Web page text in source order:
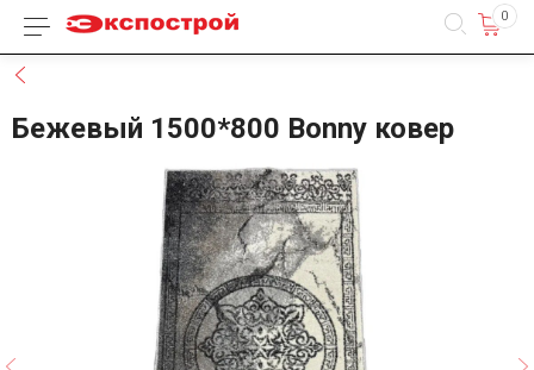
Каталог товаров 0
Бежевый 1500*800 Bonny ковер